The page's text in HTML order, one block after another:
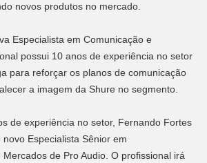
novos produtos no mercado.
Especialista em Comunicação e
possui 10 anos de experiência no setor
para reforçar os planos de comunicação
a imagem da Shure no segmento.
de experiência no setor, Fernando Fortes
Especialista Sênior em
de Pro Audio. O profissional irá